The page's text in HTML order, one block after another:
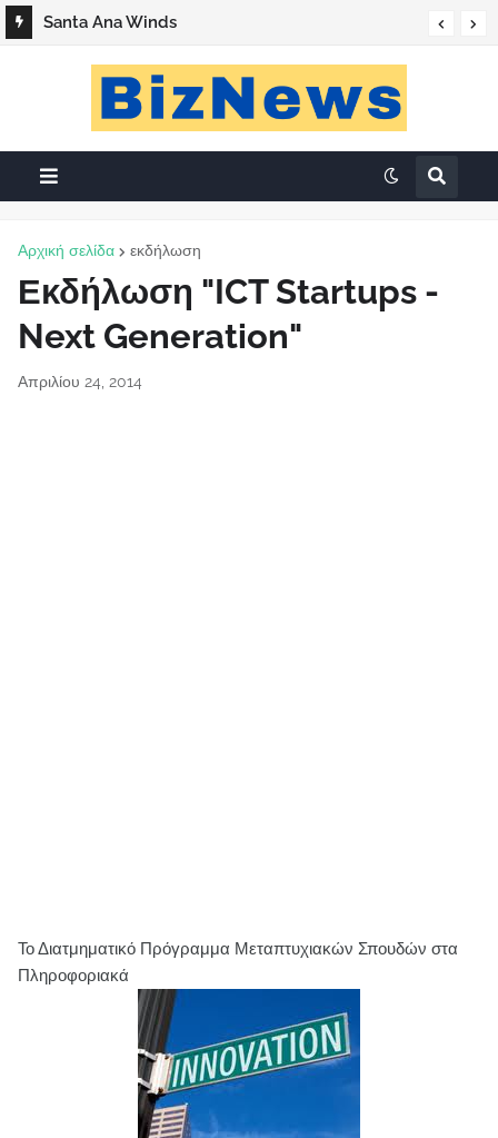
Santa Ana Winds
Αρχική σελίδα εκδήλωση
Εκδήλωση "ICT Startups -
Next Generation"
Απριλίου 24, 2014
Το Διατμηματικό Πρόγραμμα Μεταπτυχιακών Σπουδών στα
Πληροφοριακά